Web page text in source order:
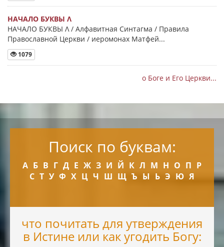
НАЧАЛО БУКВЫ Λ
НАЧАЛО БУКВЫ Λ / Алфавитная Синтагма / Правила
Православной Церкви / иеромонах Матфей...
1079
о Боге и Его Церкви...
Поиск по буквам:
А Б В Г Д Е Ж З И Й К Л М Н О П Р
С Т У Ф Х Ц Ч Ш Щ Ъ Ы Ь Э Ю Я
что почитать для утверждения
в Истине или как угодить Богу: